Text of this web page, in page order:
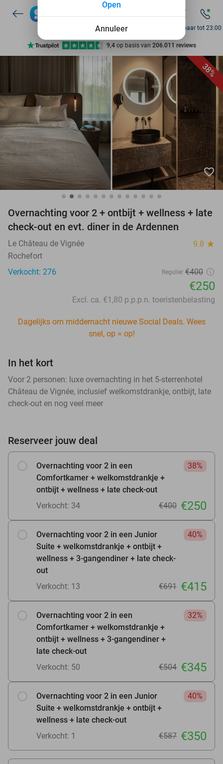
7 dagen per week beschikbaar
10+ miljoen leden
9,4 op basis van 206.011 reviews
Ontdek 15.000+ deals
7 dagen per week beschikbaar
10+ miljoen leden
Bereikbaar tot 23:00
38%
favorite_border
Overnachting voor 2 + ontbijt + wellness + late
check-out en evt. diner in de Ardennen
Le Château de Vignée 9.8 star
Rochefort
Verkocht: 276
Regulier €400
€250
Excl. ca. €1,80 p.p.p.n. toeristenbelasting
Dagelijks om middernacht nieuwe Social Deals. Wees
snel, op = op!
In het kort
Voor 2 personen: luxe overnachting in het 5-sterrenhotel
Château de Vignée, inclusief welkomstdrankje, ontbijt, late
check-out en nog veel meer
Reserveer jouw deal
Overnachting voor 2 in een
Comfortkamer + welkomstdrankje +
ontbijt + wellness + late check-out
38%
Verkocht: 34 €400 €250
Overnachting voor 2 in een Junior
Suite + welkomstdrankje + ontbijt +
wellness + 3-gangendiner + late check-
out
40%
Verkocht: 13 €691 €415
Overnachting voor 2 in een
Comfortkamer + welkomstdrankje +
ontbijt + wellness + 3-gangendiner +
late check-out
32%
Verkocht: 50 €504 €345
Overnachting voor 2 in een Junior
Suite + welkomstdrankje + ontbijt +
wellness + late check-out
40%
Verkocht: 1 €587 €350
Annuleer
Open